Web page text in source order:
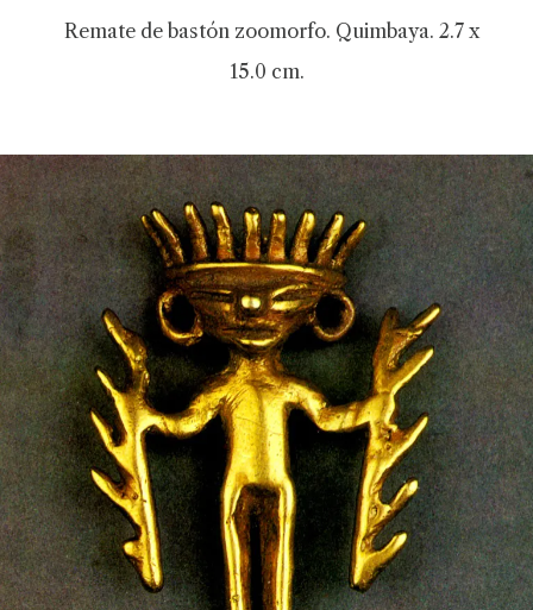
Remate de bastón zoomorfo. Quimbaya. 2.7 x
15.0 cm.